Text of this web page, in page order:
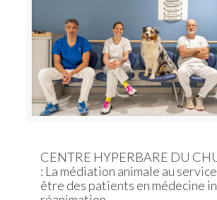
CENTRE HYPERBARE DU
: La médiation animale au
être des patients en médecine